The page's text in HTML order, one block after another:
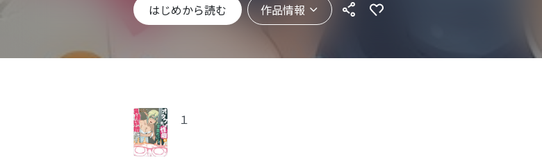
はじめから読む 作品情報
１